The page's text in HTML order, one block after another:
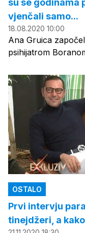
su se godinama
vjenčali samo...
18.08.2020 10:00
Ana Gruica
psihijatrom
OSTALO
Prvi intervju
tinejdžeri, a